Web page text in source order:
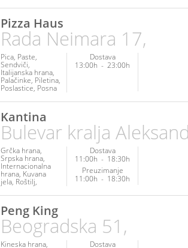
hrana Veganska
hrana
Vegetarijanska
hrana
Pizza Haus
Rada Neimara 17,
Pica Paste
Sendviči
Italijanska hrana
Palačinke Piletina
Poslastice Posna
Dostava
13:00h - 23:00h
Kantina
Bulevar kralja
Grčka hrana
Srpska hrana
Internacionalna
hrana Kuvana
jela Roštilj
Sendviči
Poslastice
Palačinke
Dostava
11:00h - 18:30h
Preuzimanje
11:00h - 18:30h
Peng King
Beogradska 51,
Kineska hrana
Dostava